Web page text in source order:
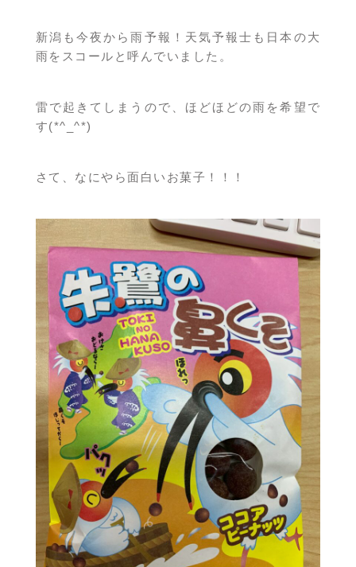
新潟も今夜から雨予報！天気予報士も日本の大
雨をスコールと呼んでいました。
雷で起きてしまうので、ほどほどの雨を希望で
す(*^_^*)
さて、なにやら面白いお菓子！！！